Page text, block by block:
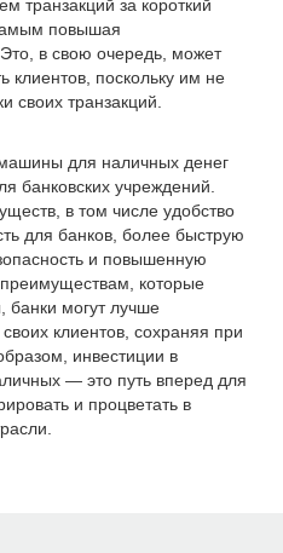
транзакций за короткий
повышая
в свою очередь, может
клиентов, поскольку им не
своих транзакций.
для наличных денег
банковских учреждений.
в том числе удобство
для банков, более быструю
и повышенную
которые
банки могут лучше
клиентов, сохраняя при
инвестиции в
— это путь вперед для
и процветать в